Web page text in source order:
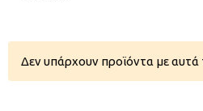
Δεν υπάρχουν προϊόντα με αυτά